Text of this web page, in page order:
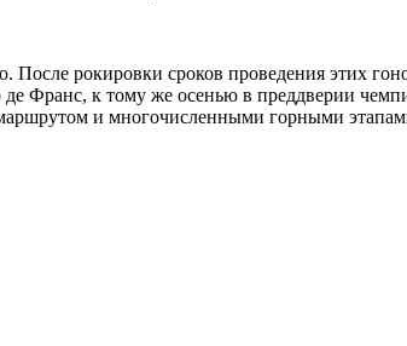
рокировки сроков проведения этих
Франс, к тому же осенью в преддверии
и многочисленными горными